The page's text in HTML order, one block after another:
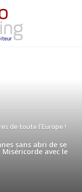
de toute l’Europe !
sans abri de se
avec le